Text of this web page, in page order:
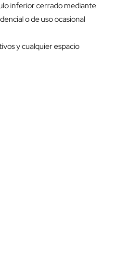
inferior cerrado mediante
o de uso ocasional
y cualquier espacio